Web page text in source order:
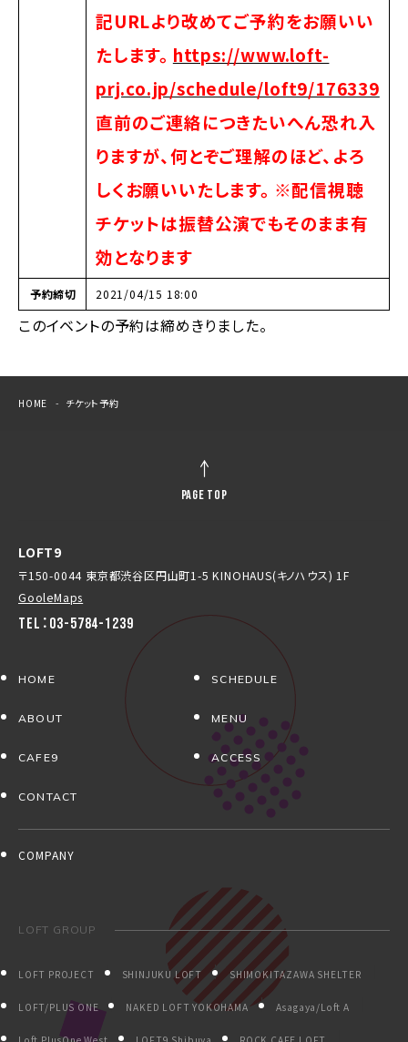
記URLより改めてご予約をお願いい
たします。 https://www.loft-
prj.co.jp/schedule/loft9/176339
直前のご連絡につきたいへん恐れ入
りますが、何とぞご理解のほど、よろ
しくお願いいたします。 ※配信視聴
チケットは振替公演でもそのまま有
効となります
予約締切 2021/04/15 18:00
このイベントの予約は締めきりました。
HOME チケット予約
LOFT9
〒150-0044 東京都渋谷区円山町1-5 KINOHAUS(キノハウス) 1F
GooleMaps
TEL：03-5784-1239
HOME SCHEDULE
ABOUT MENU
CAFE9 ACCESS
CONTACT
COMPANY
LOFT GROUP
LOFT PROJECT SHINJUKU LOFT SHIMOKITAZAWA SHELTER
LOFT/PLUS ONE NAKED LOFT YOKOHAMA Asagaya/Loft A
PAGE TOP